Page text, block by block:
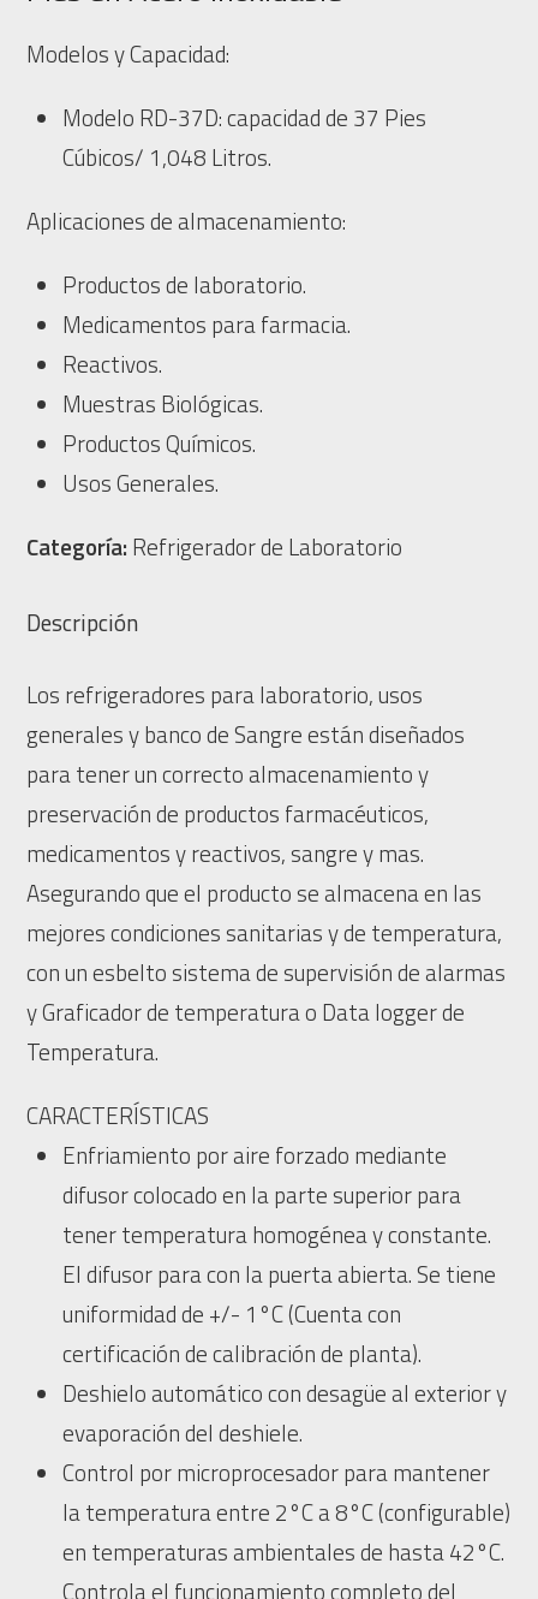
Modelos y Capacidad:
Modelo RD-37D: capacidad de 37 Pies
Cúbicos/ 1,048 Litros.
Aplicaciones de almacenamiento:
Productos de laboratorio.
Medicamentos para farmacia.
Reactivos.
Muestras Biológicas.
Productos Químicos.
Usos Generales.
Categoría: Refrigerador de Laboratorio
Descripción
Los refrigeradores para laboratorio, usos
generales y banco de Sangre están diseñados
para tener un correcto almacenamiento y
preservación de productos farmacéuticos,
medicamentos y reactivos, sangre y mas.
Asegurando que el producto se almacena en las
mejores condiciones sanitarias y de temperatura,
con un esbelto sistema de supervisión de alarmas
y Graficador de temperatura o Data logger de
Temperatura.
CARACTERÍSTICAS
Enfriamiento por aire forzado mediante
difusor colocado en la parte superior para
tener temperatura homogénea y constante.
El difusor para con la puerta abierta. Se tiene
uniformidad de +/- 1°C (Cuenta con
certificación de calibración de planta).
Deshielo automático con desagüe al exterior y
evaporación del deshiele.
Control por microprocesador para mantener
la temperatura entre 2°C a 8°C (configurable)
en temperaturas ambientales de hasta 42°C.
Controla el funcionamiento completo del